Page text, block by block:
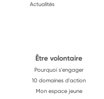
Actualités
Être volontaire
Pourquoi s'engager
10 domaines d'action
Mon espace jeune